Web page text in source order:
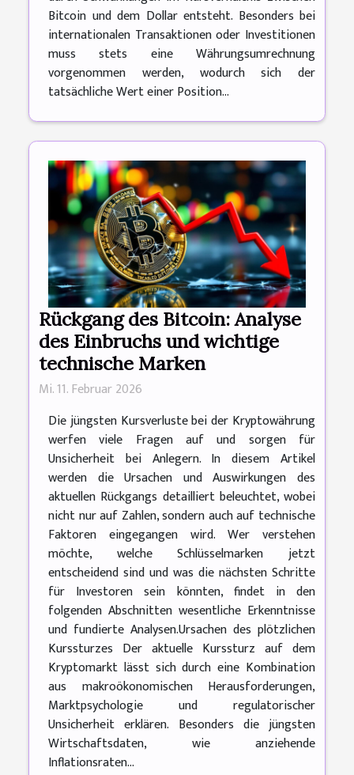
Bitcoin und dem Dollar entsteht. Besonders bei
internationalen Transaktionen oder Investitionen
muss stets eine Währungsumrechnung
vorgenommen werden, wodurch sich der
tatsächliche Wert einer Position...
Rückgang des Bitcoin: Analyse
des Einbruchs und wichtige
technische Marken
Mi. 11. Februar 2026
Die jüngsten Kursverluste bei der Kryptowährung
werfen viele Fragen auf und sorgen für
Unsicherheit bei Anlegern. In diesem Artikel
werden die Ursachen und Auswirkungen des
aktuellen Rückgangs detailliert beleuchtet, wobei
nicht nur auf Zahlen, sondern auch auf technische
Faktoren eingegangen wird. Wer verstehen
möchte, welche Schlüsselmarken jetzt
entscheidend sind und was die nächsten Schritte
für Investoren sein könnten, findet in den
folgenden Abschnitten wesentliche Erkenntnisse
und fundierte Analysen.Ursachen des plötzlichen
Kurssturzes Der aktuelle Kurssturz auf dem
Kryptomarkt lässt sich durch eine Kombination
aus makroökonomischen Herausforderungen,
Marktpsychologie und regulatorischer
Unsicherheit erklären. Besonders die jüngsten
Wirtschaftsdaten, wie anziehende
Inflationsraten...